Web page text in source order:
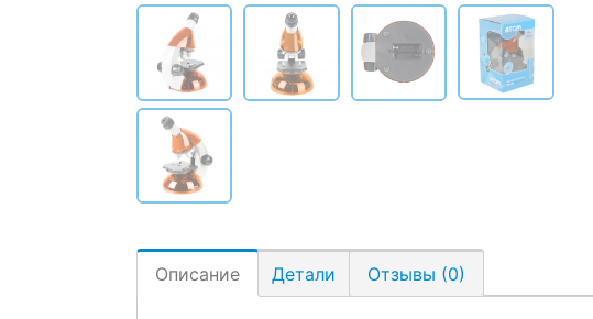
Описание Детали Отзывы (0)